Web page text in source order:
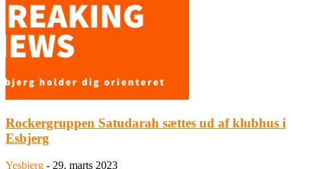
Rockergruppen Satudarah sættes ud af klubhus i
Esbjerg
Yesbjerg - 29. marts 2023